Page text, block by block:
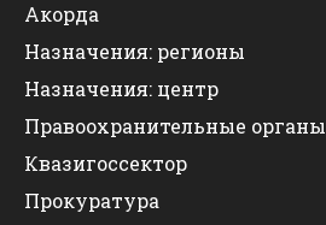
Акорда
Назначения: регионы
Назначения: центр
Правоохранительные органы
Квазигоссектор
Прокуратура